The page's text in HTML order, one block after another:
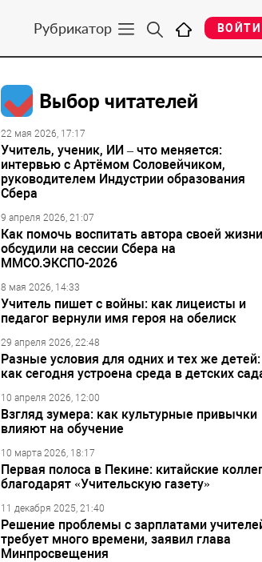
Рубрикатор ВОЙТИ
Выбор читателей
22 мая 2026, 17:17
Учитель, ученик, ИИ – что меняется:
интервью с Артёмом Соловейчиком,
руководителем Индустрии образования
Сбера
9 апреля 2026, 21:07
Как помочь воспитать автора своей
обсудили на сессии Сбера на
ММСО.ЭКСПО-2026
8 мая 2026, 14:33
Учитель пишет с войны: как лицеисты и
педагог вернули имя героя на обелиск
29 апреля 2026, 22:48
Разные условия для одних и тех же детей:
как сегодня устроена среда в детских
10 апреля 2026, 12:00
Взгляд зумера: как культурные привычки
влияют на обучение
10 марта 2026, 18:17
Первая полоса в Пекине: китайские
благодарят «Учительскую газету»
11 декабря 2025, 21:40
Решение проблемы с зарплатами
требует много времени, заявил глава
Минпросвещения